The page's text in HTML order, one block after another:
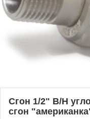
Сгон 1/2" В/Н
сгон